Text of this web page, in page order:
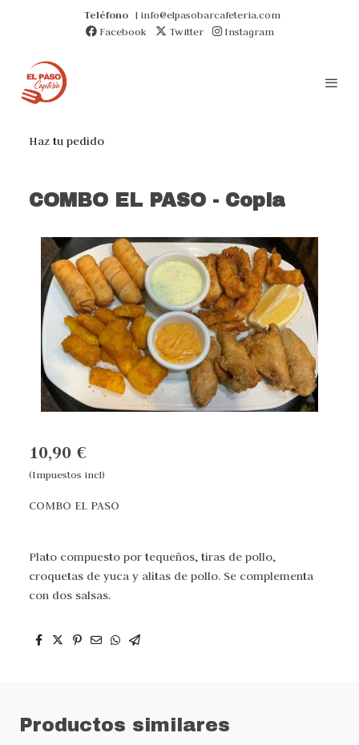
Teléfono| info@elpasobarcafeteria.com
Facebook
Twitter Instagram
Haz tu pedido
COMBO EL PASO - Copia
10,90 €
(Impuestos incl)
COMBO EL PASO
Plato compuesto por tequeños, tiras de pollo,
croquetas de yuca y alitas de pollo. Se complementa
con dos salsas.
Productos similares